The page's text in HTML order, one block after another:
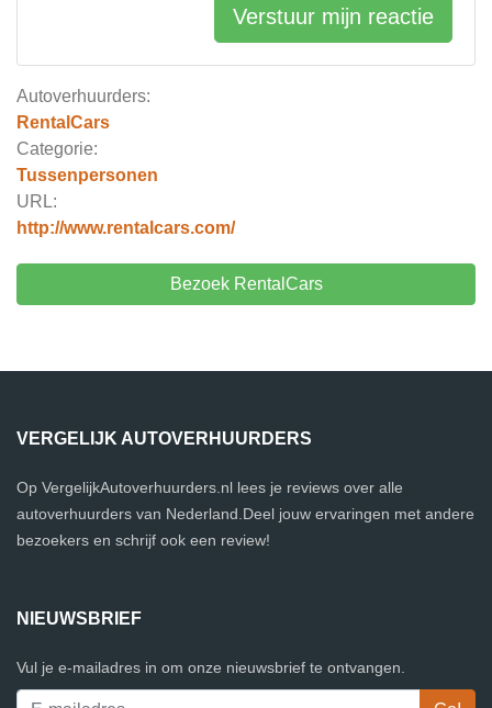
Autoverhuurders:
RentalCars
Categorie:
Tussenpersonen
URL:
http://www.rentalcars.com/
Bezoek RentalCars
Verstuur mijn reactie
VERGELIJK AUTOVERHUURDERS
Op VergelijkAutoverhuurders.nl lees je reviews over alle
autoverhuurders van Nederland.Deel jouw ervaringen met andere
bezoekers en schrijf ook een review!
NIEUWSBRIEF
Vul je e-mailadres in om onze nieuwsbrief te ontvangen.